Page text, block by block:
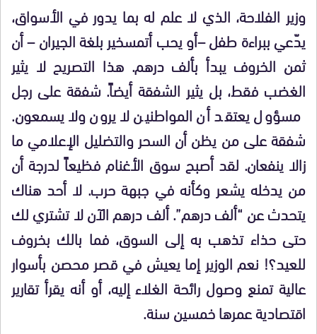
وزير الفلاحة، الذي لا علم له بما يدور في الأسواق،
يدّعي ببراءة طفل –أو يحب أتمسخير بلغة الجيران – أن
ثمن الخروف يبدأ بألف درهم. هذا التصريح لا يثير
الغضب فقط، بل يثير الشفقة أيضاً. شفقة على رجل
مسؤول يعتقد أن المواطنين لا يرون ولا يسمعون.
شفقة على من يظن أن السحر والتضليل الإعلامي ما
زالا ينفعان. لقد أصبح سوق الأغنام فظيعاً لدرجة أن
من يدخله يشعر وكأنه في جبهة حرب. لا أحد هناك
يتحدث عن “ألف درهم”. ألف درهم الآن لا تشتري لك
حتى حذاء تذهب به إلى السوق، فما بالك بخروف
للعيد؟! نعم الوزير إما يعيش في قصر محصن بأسوار
عالية تمنع وصول رائحة الغلاء إليه، أو أنه يقرأ تقارير
اقتصادية عمرها خمسين سنة.